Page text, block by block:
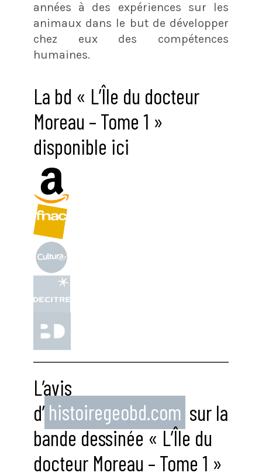
années à des expériences sur les
animaux dans le but de développer
chez eux des compétences
humaines.
La bd « L’Île du docteur
Moreau – Tome 1 »
disponible ici
L’avis
d’ histoiregeobd.com sur la
bande dessinée « L’Île du
docteur Moreau – Tome 1 »